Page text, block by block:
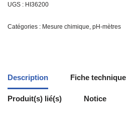
UGS : HI36200
Catégories : Mesure chimique, pH-mètres
Description Fiche technique
Produit(s) lié(s) Notice